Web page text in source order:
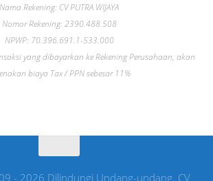
Nama Rekening: CV PUTRA WIJAYA
Nomor Rekening: 2390.488.508
NPWP: 70.396.691.1-533.000
yang dibayarkan ke Rekening Perusahaan, akan
biaya Tax / PPN sebesar 11%
- 2026 Dilindungi Undang-undang. CV